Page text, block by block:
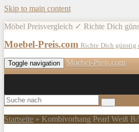
Skip to main content
Möbel Preisvergleich ✓ Richte Dich
Moebel-Preis.com Richte Dich günstig
Toggle navigation Moebel-Preis.com
Startseite » Kombivorhang Pearl Weiß